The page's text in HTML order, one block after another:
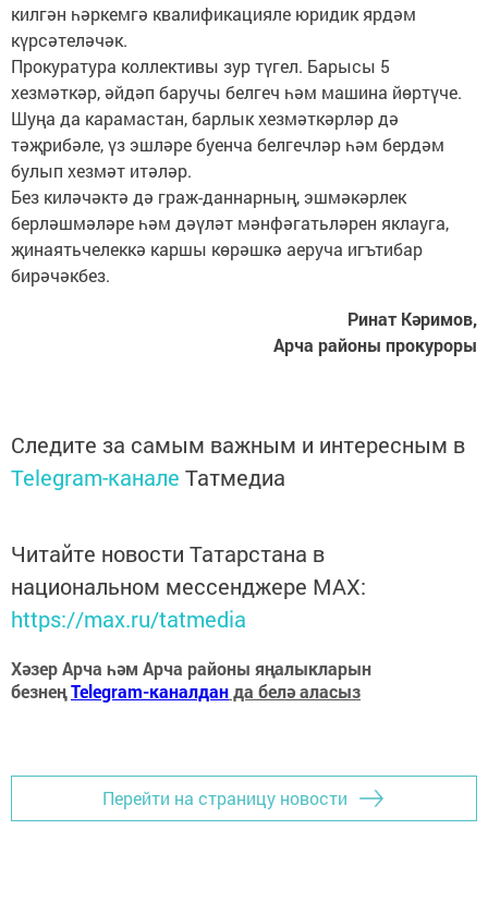
килгән һәркемгә квалификацияле юридик ярдәм
күрсәтеләчәк.
Прокуратура коллективы зур түгел. Барысы 5
хезмәткәр, әйдәп баручы белгеч һәм машина йөртүче.
Шуңа да карамастан, барлык хезмәткәрләр дә
тәҗрибәле, үз эшләре буенча белгечләр һәм бердәм
булып хезмәт итәләр.
Без киләчәктә дә граж-даннарның, эшмәкәрлек
берләшмәләре һәм дәүләт мәнфәгатьләрен яклауга,
җинаятьчелеккә каршы көрәшкә аеруча игътибар
бирәчәкбез.
Ринат Кәримов,
Арча районы прокуроры
Следите за самым важным и интересным в
Telegram-канале Татмедиа
Читайте новости Татарстана в
национальном мессенджере MАХ:
https://max.ru/tatmedia
Хәзер Арча һәм Арча районы яңалыкларын
безнеңTelegram-каналданда белә аласыз
Перейти на страницу новости